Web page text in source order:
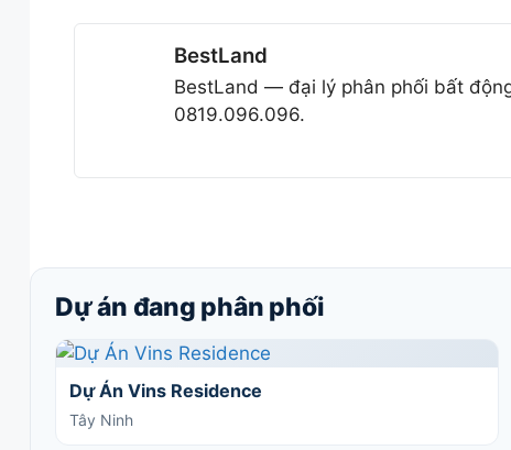
BestLand
BestLand — đại lý phân phối bất
0819.096.096.
Dự án đang phân phối
Dự Án Vins Residence
Tây Ninh